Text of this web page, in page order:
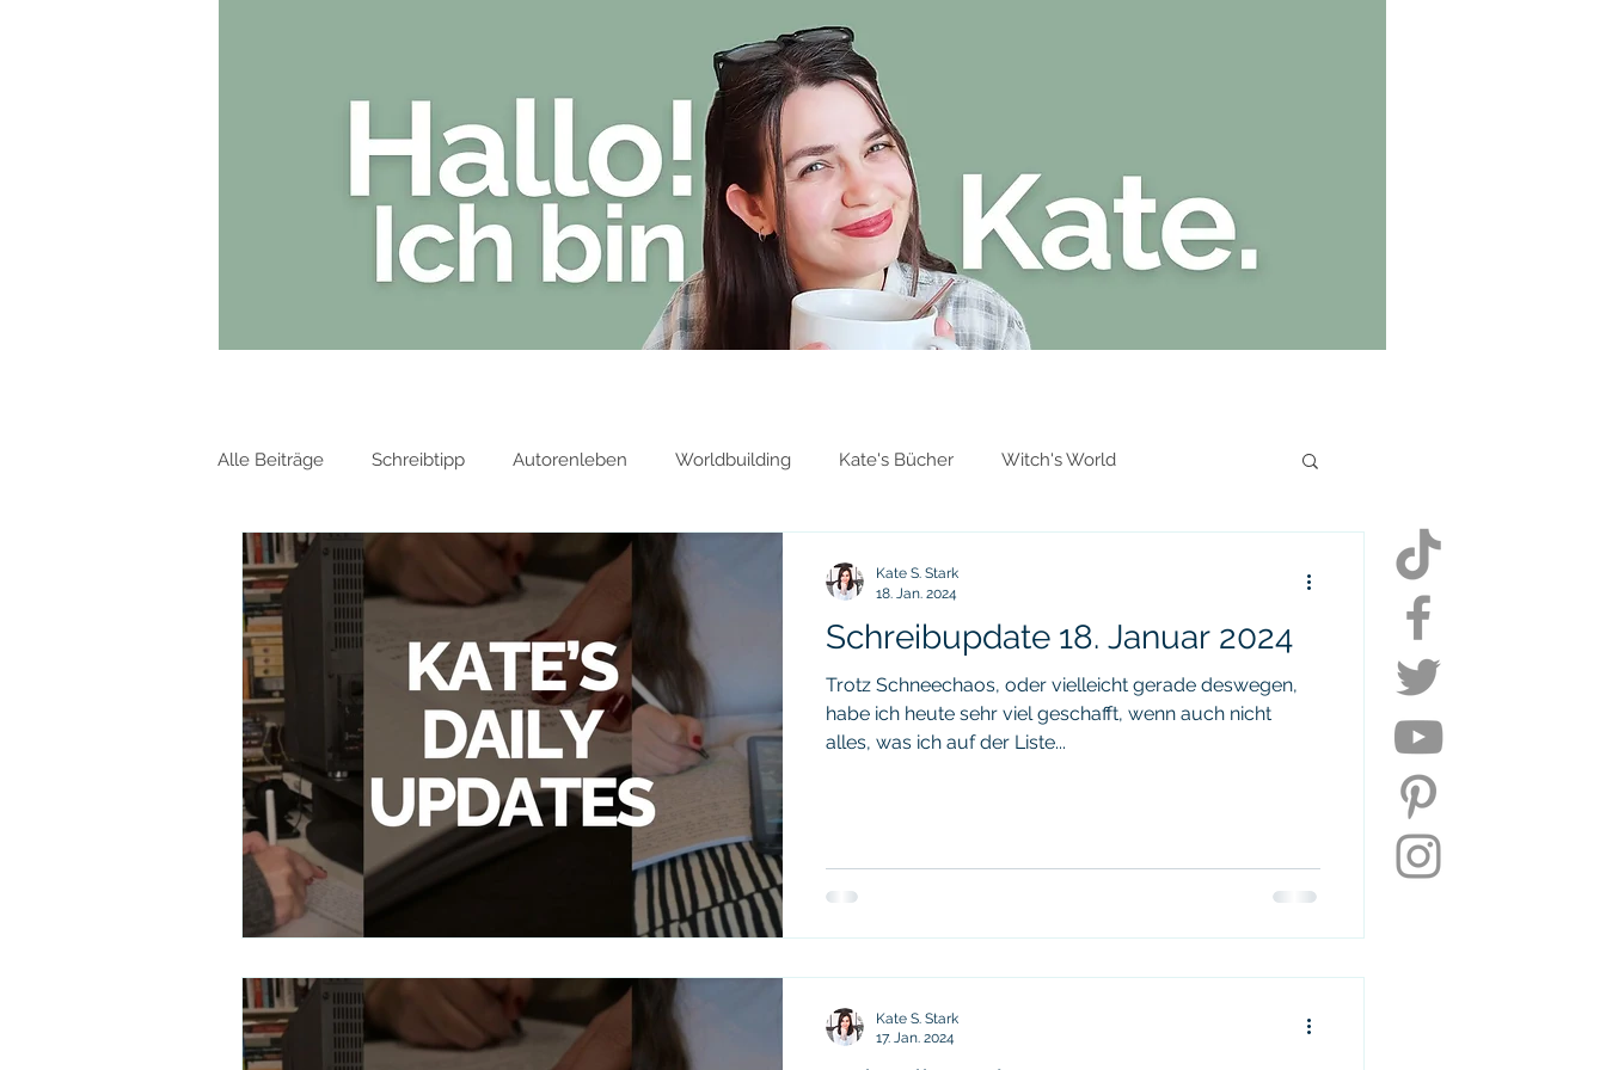
Alle Beiträge Schreibtipp Autorenleben Worldbuilding Kate's Bücher Witch's World
Deine Seele Trilogie Tarot Schreibupdate
YouTube-Community-Projekt Rezension Aus Liebe zum Schreiben Challenge Produktivität
Schreibupdate 18. Januar 2024
Trotz Schneechaos, oder vielleicht gerade deswegen,
habe ich heute sehr viel geschafft, wenn auch nicht
alles, was ich auf der Liste...
Kate S. Stark
18. Jan. 2024
Kate S. Stark
17. Jan. 2024